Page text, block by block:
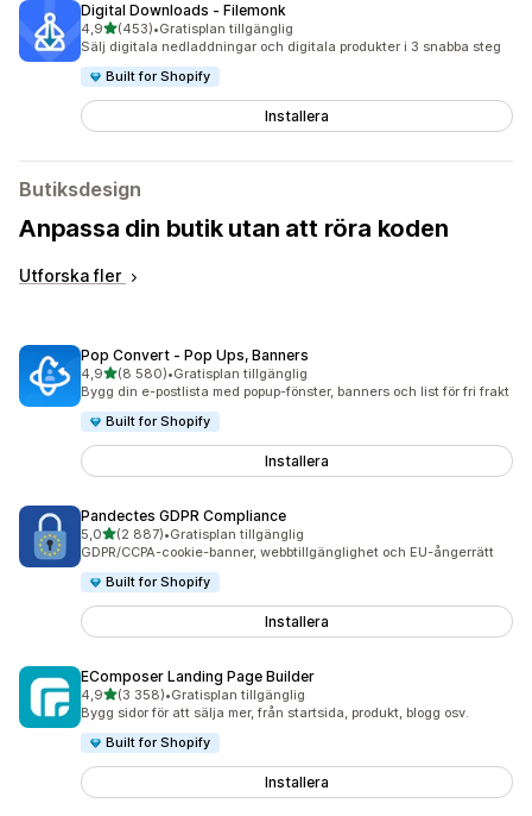
Digital Downloads ‑ Filemonk
4,9av 5 stjärnor
(453)
453 recensioner totalt
•Gratisplan tillgänglig
Sälj digitala nedladdningar och digitala produkter i 3 snabba steg
Built for Shopify
Installera
Butiksdesign
Anpassa din butik utan att röra koden
Utforska fler
Pop Convert ‑ Pop Ups, Banners
4,9av 5 stjärnor
(8 580)
8580 recensioner totalt
•Gratisplan tillgänglig
Bygg din e-postlista med popup-fönster, banners och list för fri frakt
Built for Shopify
Installera
Pandectes GDPR Compliance
5,0av 5 stjärnor
(2 887)
2887 recensioner totalt
•Gratisplan tillgänglig
GDPR/CCPA-cookie-banner, webbtillgänglighet och EU-ångerrätt
Built for Shopify
Installera
EComposer Landing Page Builder
4,9av 5 stjärnor
(3 358)
3358 recensioner totalt
•Gratisplan tillgänglig
Bygg sidor för att sälja mer, från startsida, produkt, blogg osv.
Built for Shopify
Installera